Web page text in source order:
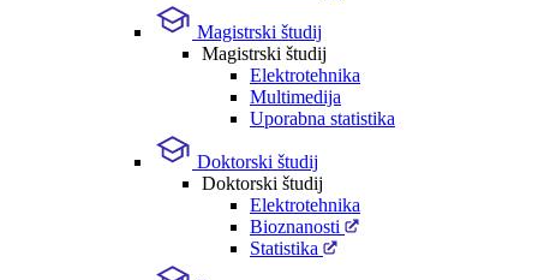
Magistrski študij
Magistrski študij
Elektrotehnika
Multimedija
Uporabna statistika
Doktorski študij
Doktorski študij
Elektrotehnika
Bioznanosti
Statistika